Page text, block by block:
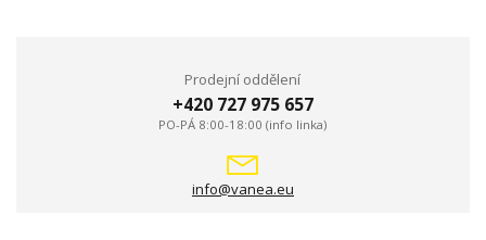
Prodejní oddělení
+420 727 975 657
PO-PÁ 8:00-18:00 (info linka)
info@vanea.eu